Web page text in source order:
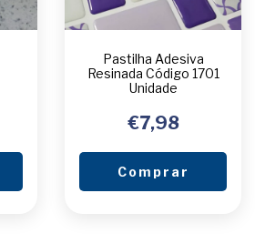
Pastilha Adesiva
Resinada Código 1701
Unidade
€7,98
Comprar